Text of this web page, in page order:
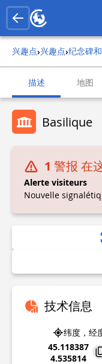
兴趣点› 兴趣点› 纪念碑
描述 地图
Basilique
1 警报 在
Alerte visiteurs
Nouvelle
技术信息
纬度，经
45.118387
4.535814